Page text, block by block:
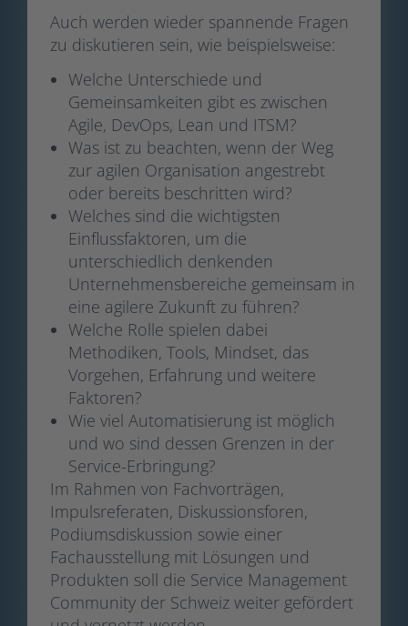
Auch werden wieder spannende Fragen
zu diskutieren sein, wie beispielsweise:
Welche Unterschiede und
Gemeinsamkeiten gibt es zwischen
Agile, DevOps, Lean und ITSM?
Was ist zu beachten, wenn der Weg
zur agilen Organisation angestrebt
oder bereits beschritten wird?
Welches sind die wichtigsten
Einflussfaktoren, um die
unterschiedlich denkenden
Unternehmensbereiche gemeinsam in
eine agilere Zukunft zu führen?
Welche Rolle spielen dabei
Methodiken, Tools, Mindset, das
Vorgehen, Erfahrung und weitere
Faktoren?
Wie viel Automatisierung ist möglich
und wo sind dessen Grenzen in der
Service-Erbringung?
Im Rahmen von Fachvorträgen,
Impulsreferaten, Diskussionsforen,
Podiumsdiskussion sowie einer
Fachausstellung mit Lösungen und
Produkten soll die Service Management
Community der Schweiz weiter gefördert